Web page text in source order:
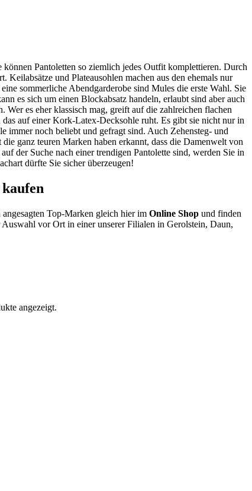
Pantoletten so ziemlich jedes Outfit komplettieren. Durch
und Plateausohlen machen aus den ehemals nur
sommerliche Abendgarderobe sind Mules die erste Wahl. Sie
es sich um einen Blockabsatz handeln, erlaubt sind aber auch
es eher klassisch mag, greift auf die zahlreichen flachen
auf einer Kork-Latex-Decksohle ruht. Es gibt sie nicht nur in
immer noch beliebt und gefragt sind. Auch Zehensteg- und
ganz teuren Marken haben erkannt, dass die Damenwelt von
der Suche nach einer trendigen Pantolette sind, werden Sie in
dürfte Sie sicher überzeugen!
Top-Marken gleich hier im Online Shopund finden
vor Ort in einer unserer Filialen in Gerolstein, Daun,
angezeigt.